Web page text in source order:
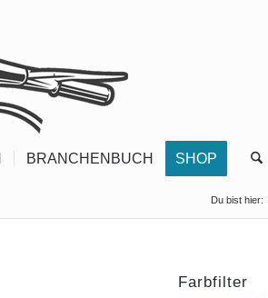
BRANCHENBUCH SHOP
Du bist hier:
Farbfilter